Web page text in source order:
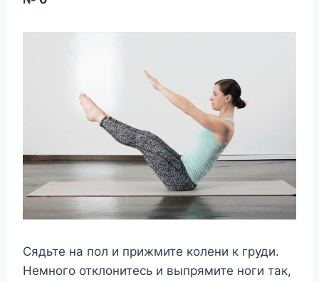
Сядьте на пол и прижмите колени к груди.
Немного отклонитесь и выпрямите ноги так,